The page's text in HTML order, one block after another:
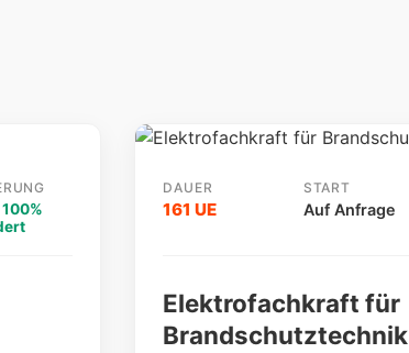
DAUER
161 UE
START
Auf Anfrage
Elektrofachkraft für
Brandschutztechnik